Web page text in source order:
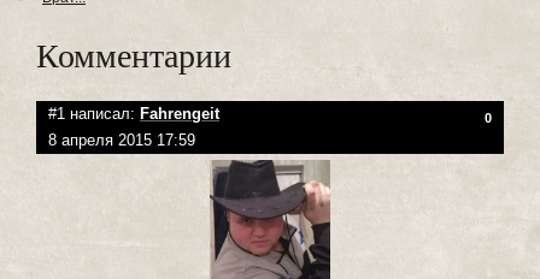
Комментарии
#1 написал: Fahrengeit 0
8 апреля 2015 17:59